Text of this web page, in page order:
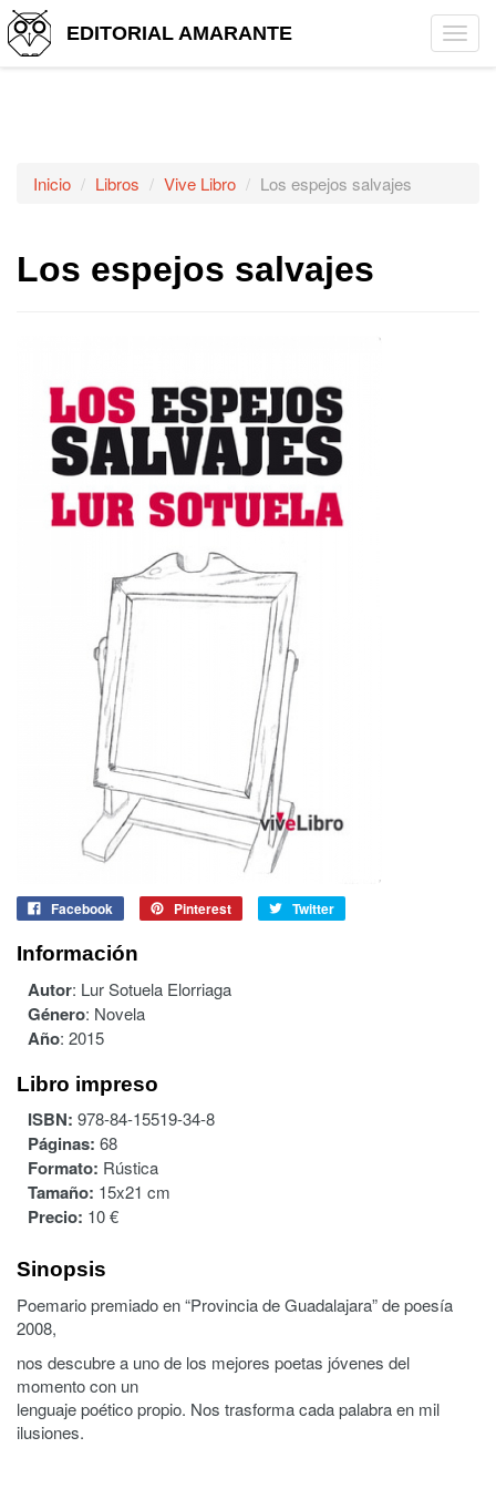
EDITORIAL AMARANTE
Inicio Libros Vive Libro Los espejos salvajes
Los espejos salvajes
Facebook Pinterest Twitter
Información
Autor: Lur Sotuela Elorriaga
Género: Novela
Año: 2015
Libro impreso
ISBN: 978-84-15519-34-8
Páginas: 68
Formato: Rústica
Tamaño: 15x21 cm
Precio: 10 €
Sinopsis
Poemario premiado en “Provincia de Guadalajara” de poesía
2008,
nos descubre a uno de los mejores poetas jóvenes del
momento con un
lenguaje poético propio. Nos trasforma cada palabra en mil
ilusiones.